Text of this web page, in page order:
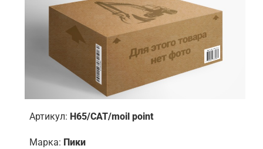
Артикул: H65/CAT/moil point
Марка: Пики